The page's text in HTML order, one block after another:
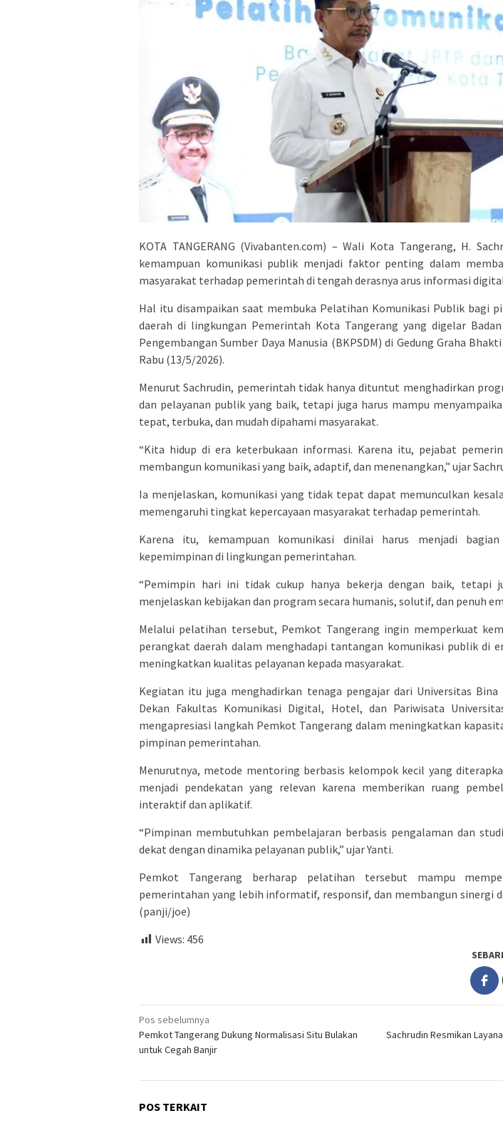
KOTA TANGERANG (Vivabanten.com) – Wali Kota Tangerang, H.
kemampuan komunikasi publik menjadi faktor penting dalam
masyarakat terhadap pemerintah di tengah derasnya arus informasi
Hal itu disampaikan saat membuka Pelatihan Komunikasi Publik bagi
daerah di lingkungan Pemerintah Kota Tangerang yang digelar Badan
Pengembangan Sumber Daya Manusia (BKPSDM) di Gedung Graha
Rabu (13/5/2026).
Menurut Sachrudin, pemerintah tidak hanya dituntut menghadirkan
dan pelayanan publik yang baik, tetapi juga harus mampu
tepat, terbuka, dan mudah dipahami masyarakat.
“Kita hidup di era keterbukaan informasi. Karena itu, pejabat
membangun komunikasi yang baik, adaptif, dan menenangkan,” ujar
Ia menjelaskan, komunikasi yang tidak tepat dapat memunculkan
memengaruhi tingkat kepercayaan masyarakat terhadap pemerintah.
Karena itu, kemampuan komunikasi dinilai harus menjadi
kepemimpinan di lingkungan pemerintahan.
“Pemimpin hari ini tidak cukup hanya bekerja dengan baik, tetapi
menjelaskan kebijakan dan program secara humanis, solutif, dan penuh
Melalui pelatihan tersebut, Pemkot Tangerang ingin memperkuat
perangkat daerah dalam menghadapi tantangan komunikasi publik di
meningkatkan kualitas pelayanan kepada masyarakat.
Kegiatan itu juga menghadirkan tenaga pengajar dari Universitas Bina
Dekan Fakultas Komunikasi Digital, Hotel, dan Pariwisata
mengapresiasi langkah Pemkot Tangerang dalam meningkatkan
pimpinan pemerintahan.
Menurutnya, metode mentoring berbasis kelompok kecil yang
menjadi pendekatan yang relevan karena memberikan ruang
interaktif dan aplikatif.
“Pimpinan membutuhkan pembelajaran berbasis pengalaman dan
dekat dengan dinamika pelayanan publik,” ujar Yanti.
Pemkot Tangerang berharap pelatihan tersebut mampu
pemerintahan yang lebih informatif, responsif, dan membangun sinergi
(panji/joe)
Views: 456
Navigasi
pos
Pos sebelumnya
Pemkot Tangerang Dukung Normalisasi Situ Bulakan
untuk Cegah Banjir
Sachrudin Resmikan
POS TERKAIT